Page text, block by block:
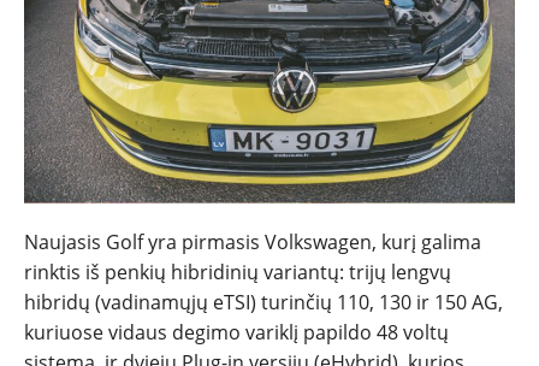
Naujasis Golf yra pirmasis Volkswagen, kurį galima
rinktis iš penkių hibridinių variantų: trijų lengvų
hibridų (vadinamųjų eTSI) turinčių 110, 130 ir 150 AG,
kuriuose vidaus degimo variklį papildo 48 voltų